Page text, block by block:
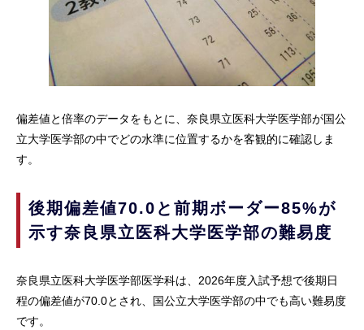
偏差値と倍率のデータをもとに、奈良県立医科大学医学部が国公
立大学医学部の中でどの水準に位置するかを客観的に確認しま
す。
後期偏差値70.0と前期ボーダー85%が
示す奈良県立医科大学医学部の難易度
奈良県立医科大学医学部医学科は、2026年度入試予想で後期日
程の偏差値が70.0とされ、国公立大学医学部の中でも高い難易度
です。